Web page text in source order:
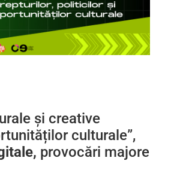
și creative
culturale”,
provocări majore